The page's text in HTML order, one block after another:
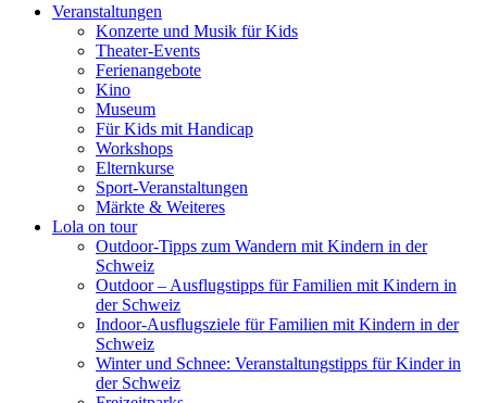
Veranstaltungen
Konzerte und Musik für Kids
Theater-Events
Ferienangebote
Kino
Museum
Für Kids mit Handicap
Workshops
Elternkurse
Sport-Veranstaltungen
Märkte & Weiteres
Lola on tour
Outdoor-Tipps zum Wandern mit Kindern in der
Schweiz
Outdoor – Ausflugstipps für Familien mit Kindern in
der Schweiz
Indoor-Ausflugsziele für Familien mit Kindern in der
Schweiz
Winter und Schnee: Veranstaltungstipps für Kinder in
der Schweiz